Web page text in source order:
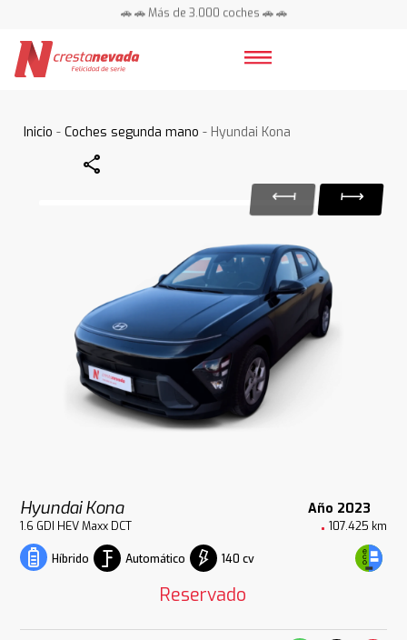
🚗 🚗 Más de 3.000 coches 🚗 🚗
Inicio -Coches segunda mano - Hyundai Kona
Share
Hyundai Kona Año 2023
1.6 GDI HEV Maxx DCT 107.425 km
Híbrido Automático 140 cv
Reservado